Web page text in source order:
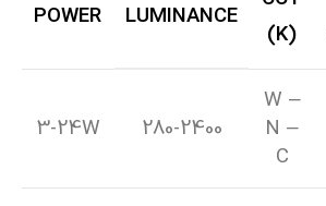
(K)
LUMINANCE
POWER
W –
N –
C
280-2400
3-24W